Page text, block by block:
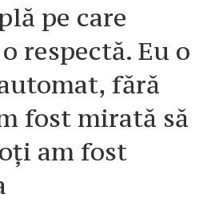
pe care
respectă. Eu o
fără
fost mirată să
am fost